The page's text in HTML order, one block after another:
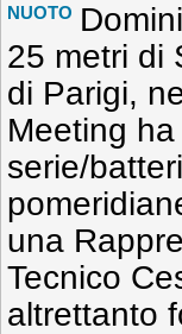
NUOTO
25 metri di
di Parigi,
Meeting
serie/
una
Tecnico
altrettanto